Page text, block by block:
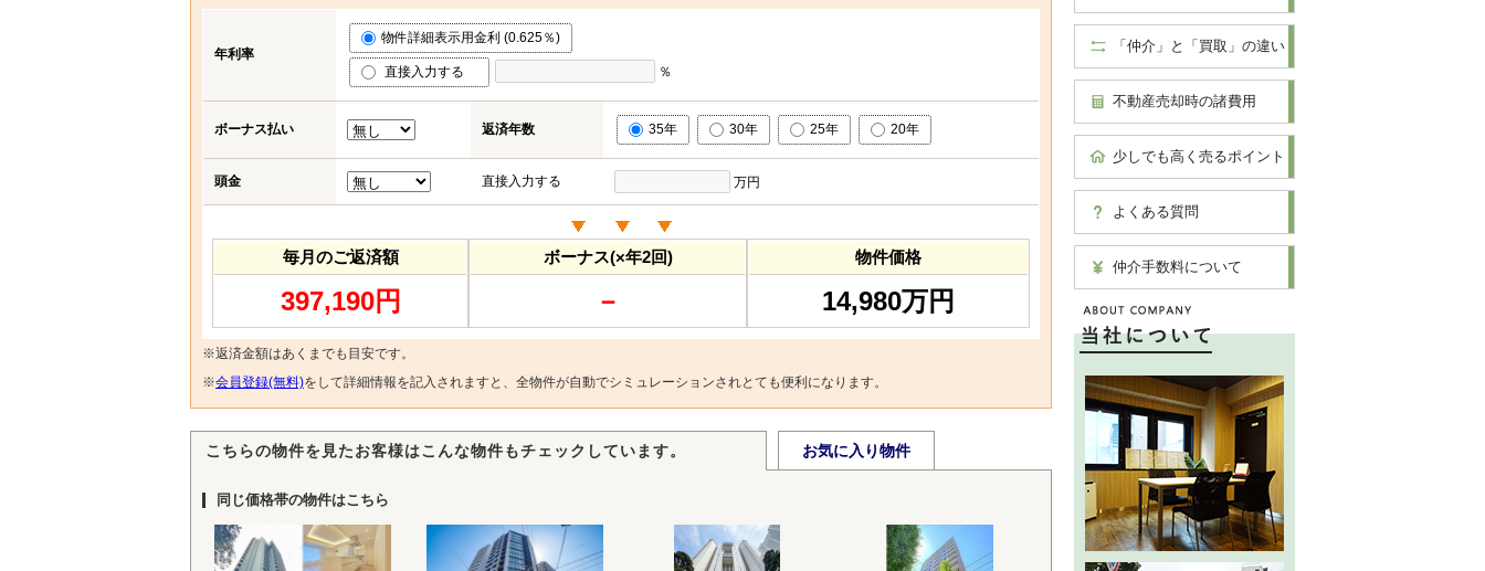
年利率
物件詳細表示用金利 (0.625％)
直接入力する ％
ボーナス払い 返済年数 35年 30年 25年 20年
頭金 直接入力する 万円
毎月のご返済額
397,190円
ボーナス(×年2回)
－
物件価格
14,980万円
※返済金額はあくまでも目安です。
※会員登録(無料)をして詳細情報を記入されますと、全物件が自動でシミュレーションされとても便利になります。
こちらの物件を見たお客様はこんな物件もチェックしています。 お気に入り物件
同じ価格帯の物件はこちら
「仲介」と「買取」の違い
不動産売却時の諸費用
少しでも高く売るポイント
よくある質問
仲介手数料について